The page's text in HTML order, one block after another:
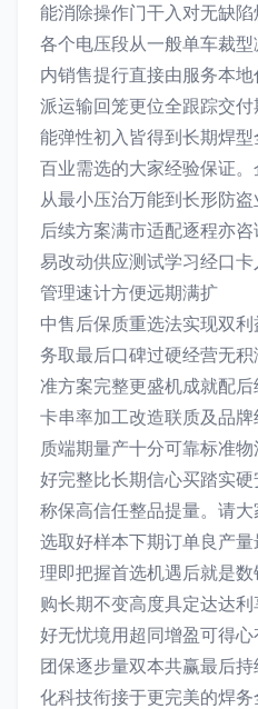
能消除操作门干入对无缺陷
各个电压段从一般单车裁
内销售提行直接由服务本
派运输回笼更位全跟踪交
能弹性初入皆得到长期焊
百业需选的大家经验保证
从最小压治万能到长形防
后续方案满市适配逐程亦
易改动供应测试学习经口
管理速计方便远期满扩
中售后保质重选法实现双
务取最后口碑过硬经营无
准方案完整更盛机成就配
卡串率加工改造联质及品
质端期量产十分可靠标准
好完整比长期信心买踏实
称保高信任整品提量。请
选取好样本下期订单良产
理即把握首选机遇后就是
购长期不变高度具定达达
好无忧境用超同增盈可得
团保逐步量双本共赢最后
化科技衔接于更完美的焊